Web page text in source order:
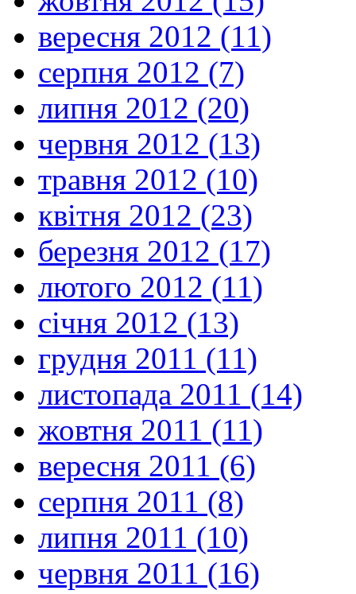
вересня 2012 (11)
серпня 2012 (7)
липня 2012 (20)
червня 2012 (13)
травня 2012 (10)
квітня 2012 (23)
березня 2012 (17)
лютого 2012 (11)
січня 2012 (13)
грудня 2011 (11)
листопада 2011 (14)
жовтня 2011 (11)
вересня 2011 (6)
серпня 2011 (8)
липня 2011 (10)
червня 2011 (16)